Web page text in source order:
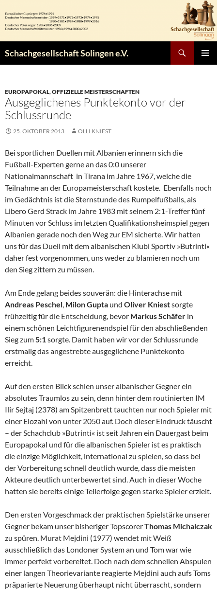
Inhalt
springen
Schachgesellschaft Solingen e.V.
EUROPAPOKAL,OFFIZIELLE MEISTERSCHAFTEN
Ausgeglichenes Punktekonto vor der
Schlussrunde
25. OKTOBER 2013 OLLI KNIEST
Bei sportlichen Duellen mit Albanien erinnern sich die
Fußball-Experten gerne an das 0:0 unserer
Nationalmannschaft in Tirana im Jahre 1967, welche die
Teilnahme an der Europameisterschaft kostete. Ebenfalls noch
im Gedächtnis ist die Sternstunde des Rumpelfußballs, als
Libero Gerd Strack im Jahre 1983 mit seinem 2:1-Treffer fünf
Minuten vor Schluss im letzten Qualifikationsheimspiel gegen
Albanien gerade noch den Weg zur EM sicherte. Wir hatten
uns für das Duell mit dem albanischen Klubi Sportiv »Butrinti«
daher fest vorgenommen, uns weder zu blamieren noch um
den Sieg zittern zu müssen.
Am Ende gelang beides souverän: die Hinterachse mit
Andreas Peschel, Milon Gupta und Oliver Kniestsorgte
frühzeitig für die Entscheidung, bevor MarkusSchäfer in
einem schönen Leichtfigurenendspiel für den abschließenden
Sieg zum5:1sorgte. Damit haben wir vor der Schlussrunde
erstmalig das angestrebte ausgeglichene Punktekonto
erreicht.
Auf den ersten Blick schien unser albanischer Gegner ein
absolutes Traumlos zu sein, denn hinter dem routinierten IM
Ilir Sejtaj (2378) am Spitzenbrett tauchten nur noch Spieler mit
einer Elozahl von unter 2050 auf. Doch dieser Eindruck täuscht
– der Schachclub »Butrinti« ist seit Jahren ein Dauergast beim
Europapokal und für die albanischen Spieler ist es praktisch
die einzige Möglichkeit, international zu spielen, so dass bei
der Vorbereitung schnell deutlich wurde, dass die meisten
Akteure deutlich unterbewertet sind. Auch in dieser Woche
hatten sie bereits einige Teilerfolge gegen starke Spieler erzielt.
Den ersten Vorgeschmack der praktischen Spielstärke unserer
Gegner bekam unser bisheriger TopscorerThomas Michalczak
zu spüren. Murat Mejdini (1977) wendet mit Weiß
ausschließlich das Londoner System an und Tom war wie
immer perfekt vorbereitet. Doch nach dem schnellen Abspulen
einer langen Theorievariante reagierte Mejdini auch aufs Toms
präparierte Neuerung überhaupt nicht überrascht, sondern